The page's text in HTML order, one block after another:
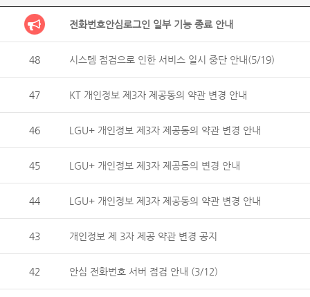
전화번호안심로그인 일부 기능 종료 안내
48 시스템 점검으로 인한 서비스 일시 중단 안내(5/19)
47 KT 개인정보 제3자 제공동의 약관 변경 안내
46 LGU+ 개인정보 제3자 제공동의 약관 변경 안내
45 LGU+ 개인정보 제3자 제공동의 변경 안내
44 LGU+ 개인정보 제3자 제공동의 약관 변경 안내
43 개인정보 제 3자 제공 약관 변경 공지
42 안심 전화번호 서버 점검 안내 (3/12)